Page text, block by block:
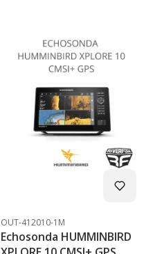
Kod produktu
OUT-412010-1M
Echosonda HUMMINBIRD